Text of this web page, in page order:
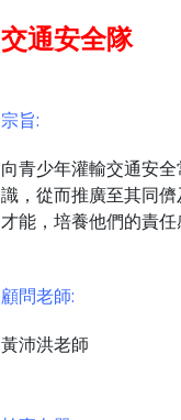
交通安全隊
宗旨:
向青少年灌輸交通安
識，從而推廣至其同
才能，培養他們的責任
顧問老師:
黃沛洪老師